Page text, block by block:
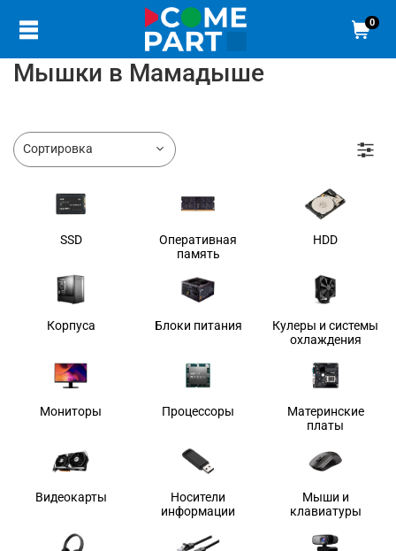
0
Мышки в Мамадыше
SSD
Оперативная
память
HDD
Корпуса Блоки питания
Кулеры и системы
охлаждения
Мониторы Процессоры
Материнские
платы
Видеокарты
Носители
информации
Мыши и
клавиатуры